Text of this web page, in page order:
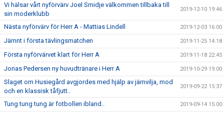
Vi hälsar vårt nyförvärv Joel Smidje välkommen tillbaka till
sin moderklubb
2019-12-10 19:46
Nästa nyförvärv för Herr A - Mattias Lindell 2019-12-03 16:00
Jämnt i första tävlingsmatchen 2019-11-25 14:18
Första nyförvärvet klart för Herr A 2019-11-18 22:45
Jonas Pedersen ny huvudtränare i Herr A 2019-10-29 19:00
Slaget om Husiegård avgjordes med hjälp av järnvilja, mod
och en klassisk tåfjutt..
2019-09-22 15:37
Tung tung tung är fotbollen ibland.. 2019-09-14 15:00